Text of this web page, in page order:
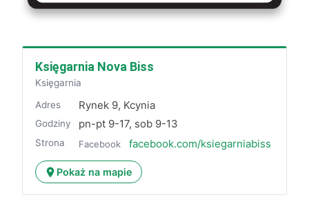
Księgarnia Nova Biss
Księgarnia
Adres Rynek 9, Kcynia
Godziny pn-pt 9-17, sob 9-13
Strona Facebook facebook.com/ksiegarniabiss
Pokaż na mapie